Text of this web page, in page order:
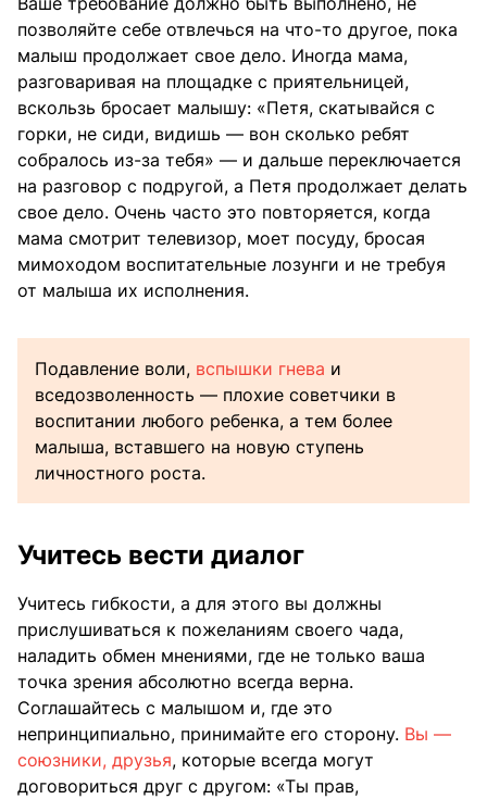
позволяйте себе отвлечься на что-то другое, пока
малыш продолжает свое дело. Иногда мама,
разговаривая на площадке с приятельницей,
вскользь бросает малышу: «Петя, скатывайся с
горки, не сиди, видишь — вон сколько ребят
собралось из-за тебя» — и дальше переключается
на разговор с подругой, а Петя продолжает делать
свое дело. Очень часто это повторяется, когда
мама смотрит телевизор, моет посуду, бросая
мимоходом воспитательные лозунги и не требуя
от малыша их исполнения.
Подавление воли, вспышки гнева и
вседозволенность — плохие советчики в
воспитании любого ребенка, а тем более
малыша, вставшего на новую ступень
личностного роста.
Учитесь вести диалог
Учитесь гибкости, а для этого вы должны
прислушиваться к пожеланиям своего чада,
наладить обмен мнениями, где не только ваша
точка зрения абсолютно всегда верна.
Соглашайтесь с малышом и, где это
непринципиально, принимайте его сторону. Вы —
союзники, друзья, которые всегда могут
договориться друг с другом: «Ты прав,